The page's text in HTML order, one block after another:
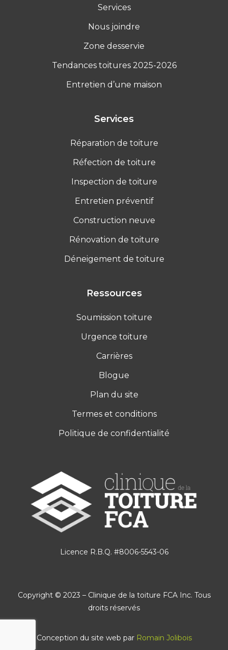
Services
Nous joindre
Zone desservie
Tendances toitures 2025-2026
Entretien d’une maison
Services
Réparation de toiture
Réfection de toiture
Inspection de toiture
Entretien préventif
Construction neuve
Rénovation de toiture
Déneigement de toiture
Ressources
Soumission toiture
Urgence toiture
Carrières
Blogue
Plan du site
Termes et conditions
Politique de confidentialité
Licence R.B.Q. #8006-5543-06
Copyright © 2023 – Clinique de la toiture FCA Inc. Tous
droits réservés
Conception du site web par Romain Jolibois